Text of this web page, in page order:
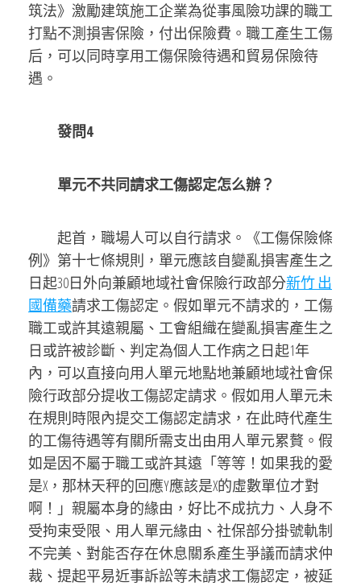
筑法》激勵建筑施工企業為從事風險功課的職工
打點不測損害保險，付出保險費。職工產生工傷
后，可以同時享用工傷保險待遇和貿易保險待
遇。
發問4
單元不共同請求工傷認定怎么辦？
起首，職場人可以自行請求。《工傷保險條
例》第十七條規則，單元應該自變亂損害產生之
日起30日外向兼顧地域社會保險行政部分新竹 出
國備藥請求工傷認定。假如單元不請求的，工傷
職工或許其遠親屬、工會組織在變亂損害產生之
日或許被診斷、判定為個人工作病之日起1年
內，可以直接向用人單元地點地兼顧地域社會保
險行政部分提收工傷認定請求。假如用人單元未
在規則時限內提交工傷認定請求，在此時代產生
的工傷待遇等有關所需支出由用人單元累贅。假
如是因不屬于職工或許其遠「等等！如果我的愛
是X，那林天秤的回應Y應該是X的虛數單位才對
啊！」親屬本身的緣由，好比不成抗力、人身不
受拘束受限、用人單元緣由、社保部分掛號軌制
不完美、對能否存在休息關系產生爭議而請求仲
裁、提起平易近事訴訟等未請求工傷認定，被延